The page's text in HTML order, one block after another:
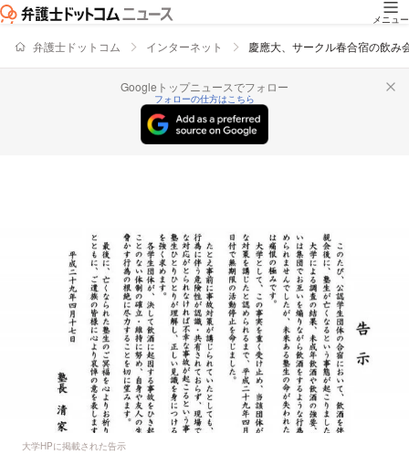
メニュー
弁護士ドットコム インターネット 慶應大、サークル春合宿の飲
Googleトップニュースでフォロー
フォローの仕方はこちら
大学HPに掲載された告示